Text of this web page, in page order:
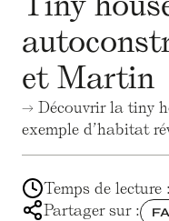
et Martin
→ Découvrir la tiny
exemple d’habitat
Temps de lecture :
Partager sur :